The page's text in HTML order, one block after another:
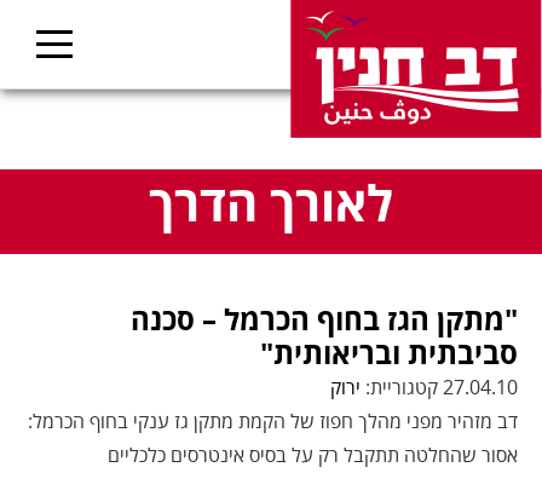
לאורך הדרך
"מתקן הגז בחוף הכרמל – סכנה
סביבתית ובריאותית"
27.04.10 קטגוריית:
ירוק
דב מזהיר מפני מהלך חפוז של הקמת מתקן גז ענקי בחוף הכרמל:
אסור שהחלטה תתקבל רק על בסיס אינטרסים כלכליים